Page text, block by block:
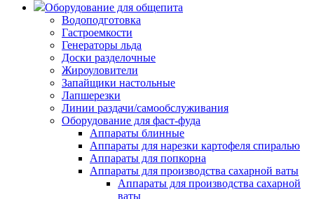
Оборудование для общепита
Водоподготовка
Гастроемкости
Генераторы льда
Доски разделочные
Жироуловители
Запайщики настольные
Лапшерезки
Линии раздачи/самообслуживания
Оборудование для фаст-фуда
Аппараты блинные
Аппараты для нарезки картофеля спиралью
Аппараты для попкорна
Аппараты для производства сахарной ваты
Аппараты для производства сахарной
ваты